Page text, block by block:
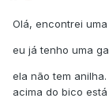
Olá, encontrei
eu já tenho uma
ela não tem
acima do bico